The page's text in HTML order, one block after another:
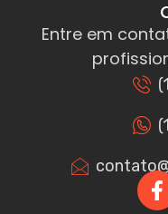
Entre em